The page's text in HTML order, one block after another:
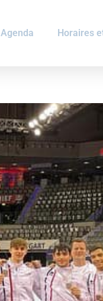
Agenda Horaires